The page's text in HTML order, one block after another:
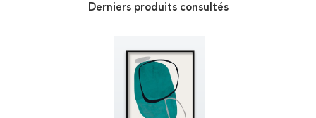
Derniers produits consultés